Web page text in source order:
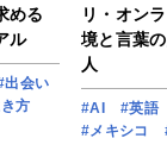
める
ル
出会い
方
リ・オン
境と言葉
人
#AI #英語
#メキシコ